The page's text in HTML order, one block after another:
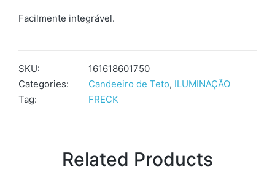
Facilmente integrável.
SKU:
161618601750
Categories:
Candeeiro de Teto, ILUMINAÇÃO
Tag:
FRECK
Related Products